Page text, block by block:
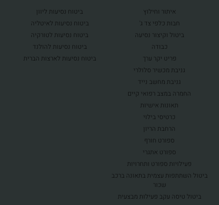
איתור וחילוץ
חבות כלפי צד ג'
ביטול וקיצור נסיעה
כבודה
פריט יקר ערך
גניבת מכשיר סלולרי
גניבת מחשב נייד
החמרה במצב רפואי קיים
תאונות אישיות
כרטיסי בילוי
הרחבת הריון
ספורט חורף
ספורט אתגרי
פעילויות ספורט ותחרויות
ביטול השתתפות עצמית בתאונה ברכב
שכור
ביטול טיסה עקב פעילות מבצעית
ביטוח נסיעות ליוון
ביטוח נסיעות לאיטליה
ביטוח נסיעות לטורקיה
ביטוח נסיעות להולנד
ביטוח נסיעות לארצות הברית